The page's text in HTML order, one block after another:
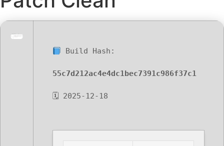
Build Hash:
55c7d212ac4e4dc1bec7391c986f37c1
🗓 2025-12-18